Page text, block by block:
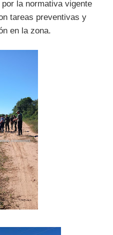
la normativa vigente
tareas preventivas y
en la zona.